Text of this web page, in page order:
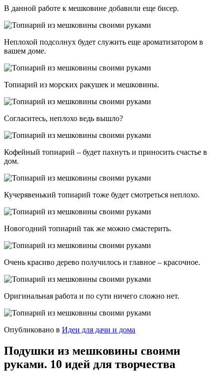
В данной работе к мешковине добавили еще бисер.
Неплохой подсолнух будет служить еще ароматизатором в
вашем доме.
Топиарий из морских ракушек и мешковины.
Согласитесь, неплохо ведь вышло?
Кофейный топиарий – будет пахнуть и приносить счастье в
дом.
Кучерявенький топиарий тоже будет смотреться неплохо.
Новогодний топиарий так же можно смастерить.
Очень красиво дерево получилось и главное – красочное.
Оригинальная работа и по сути ничего сложно нет.
Опубликовано в Идеи для дачи и дома
Подушки из мешковины своими
руками. 10 идей для творчества